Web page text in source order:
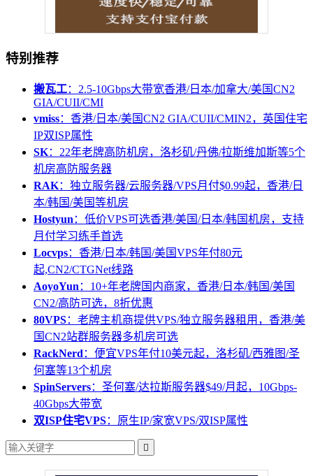
特别推荐
搬瓦工：2.5-10Gbps大带宽香港/日本/加拿大/美国CN2
GIA/CUII/CMI
vmiss：香港/日本/美国CN2 GIA/CUII/CMIN2，英国住宅
IP双ISP属性
SK：22年老牌高防机房，洛杉矶/丹佛/拉斯维加斯等5个
机房高防服务器
RAK：独立服务器/云服务器/VPS月付$0.99起，香港/日
本/韩国/美国等机房
Hostyun ：低价VPS可选香港/美国/日本/韩国机房，支持
月付学习练手首选
Locvps：香港/日本/韩国/美国VPS年付80元
起,CN2/CTGNet线路
AoyoYun ：10+年老牌国内商家，香港/日本/韩国/美国
CN2/高防可选，8折优惠
80VPS：老牌主机商提供VPS/独立服务器租用，香港/美
国CN2站群服务器多机房可选
RackNerd ：便宜VPS年付10美元起，洛杉矶/西雅图/圣
何塞等13个机房
SpinServers：圣何塞/达拉斯服务器$49/月起，10Gbps-
40Gbps大带宽
双ISP住宅VPS：原生IP/家宽VPS/双ISP属性
